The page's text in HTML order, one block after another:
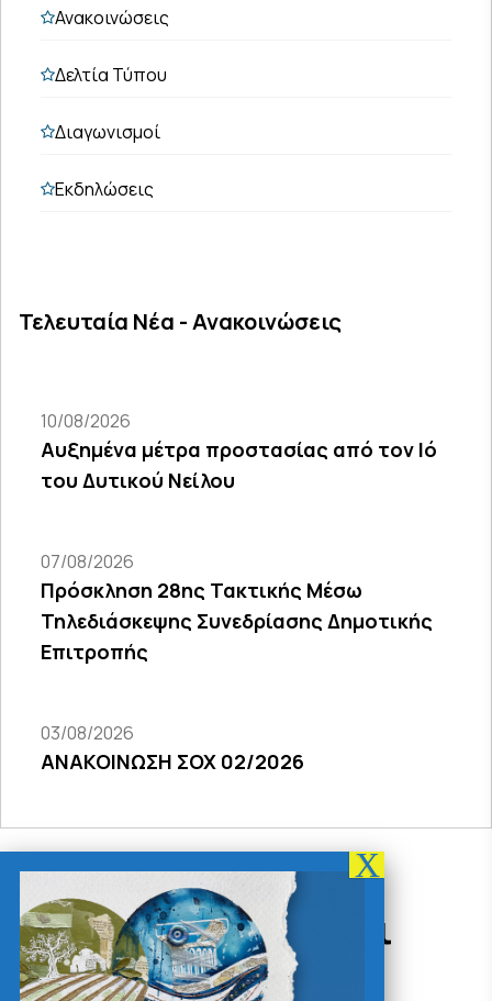
Ανακοινώσεις
Δελτία Τύπου
Διαγωνισμοί
Εκδηλώσεις
Τελευταία Νέα - Ανακοινώσεις
10/08/2026
Αυξημένα μέτρα προστασίας από τον Ιό
του Δυτικού Νείλου
07/08/2026
Πρόσκληση 28ης Τακτικής Μέσω
Τηλεδιάσκεψης Συνεδρίασης Δημοτικής
Επιτροπής
03/08/2026
ΑΝΑΚΟΙΝΩΣΗ ΣΟΧ 02/2026
Δράσεις - Χρήσιμοι
Σύνδεσμοι